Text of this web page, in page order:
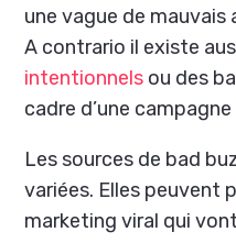
une vague de mauvais
A contrario il existe
intentionnels ou des
cadre d’une
Les sources de bad
variées. Elles peuvent
marketing viral qui